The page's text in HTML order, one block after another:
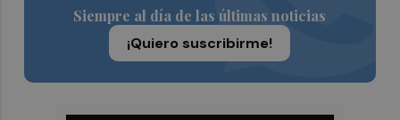
Siempre al día de las últimas noticias
¡Quiero suscribirme!